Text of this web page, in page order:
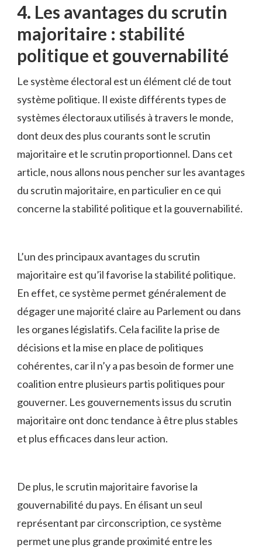
4. Les avantages ⁣du scrutin
majoritaire ​: stabilité
politique et gouvernabilité
Le système​ électoral est un élément ‌clé de tout
système ‌politique. Il existe différents types‍ de
systèmes‌ électoraux utilisés à travers le ​monde,
dont ⁣deux des ​plus ⁤courants ​sont‌ le scrutin
‌majoritaire ⁢et le scrutin proportionnel. Dans cet
article, nous allons nous pencher sur⁤ les ‌avantages
du scrutin majoritaire, en particulier en ⁤ce‍ qui
concerne la stabilité politique et la⁣ gouvernabilité.
L’un⁢ des principaux ⁣avantages du scrutin
majoritaire‌ est qu’il favorise la ‌stabilité‌ politique.⁢
En effet, ce système permet généralement de
dégager une majorité claire au⁣ Parlement ou dans
les organes législatifs.‍ Cela facilite la prise de
décisions et la mise en place de ⁣politiques
cohérentes, car il ⁢n’y a pas besoin de former une
coalition entre​ plusieurs partis politiques pour
gouverner. Les gouvernements issus du scrutin
majoritaire ⁤ont donc tendance à être plus stables
et plus efficaces dans leur action.
De ‌plus, le scrutin majoritaire ⁢favorise la
gouvernabilité du pays. En élisant ⁤un seul
représentant ‌par⁣ circonscription, ce système
permet une plus grande⁣ proximité entre les